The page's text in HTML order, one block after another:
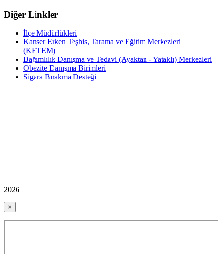
Diğer Linkler
İlçe Müdürlükleri
Kanser Erken Teşhis, Tarama ve Eğitim Merkezleri
(KETEM)
Bağımlılık Danışma ve Tedavi (Ayaktan - Yataklı) Merkezleri
Obezite Danışma Birimleri
Sigara Bırakma Desteği
2026
×